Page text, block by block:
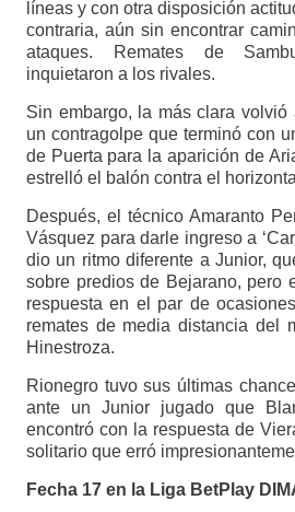
líneas y con otra disposición
contraria, aún sin encontrar
ataques. Remates de
inquietaron a los rivales.
Sin embargo, la más clara
un contragolpe que terminó con
de Puerta para la aparición de
estrelló el balón contra el
Después, el técnico Amaranto
Vásquez para darle ingreso a
dio un ritmo diferente a Junior,
sobre predios de Bejarano, pero
respuesta en el par de
remates de media distancia del
Hinestroza.
Rionegro tuvo sus últimas
ante un Junior jugado que
encontró con la respuesta de
solitario que erró
Fecha 17 en la Liga BetPlay